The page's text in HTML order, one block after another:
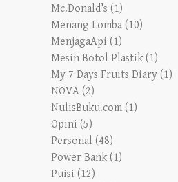
Mc.Donald’s (1)
Menang Lomba (10)
MenjagaApi (1)
Mesin Botol Plastik (1)
My 7 Days Fruits Diary (1)
NOVA (2)
NulisBuku.com (1)
Opini (5)
Personal (48)
Power Bank (1)
Puisi (12)